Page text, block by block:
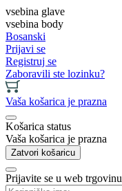
vsebina glave
vsebina body
Bosanski
Prijavi se
Registruj se
Zaboravili ste lozinku?
Vaša košarica je prazna
Košarica status
Vaša košarica je prazna
Zatvori košaricu
Prijavite se u web trgovinu